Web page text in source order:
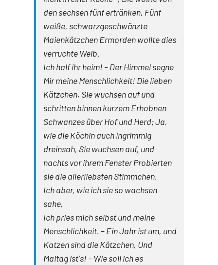
den sechsen fünf ertränken, Fünf
weiße, schwarzgeschwänzte
Maienkätzchen Ermorden wollte dies
verruchte Weib.
Ich half ihr heim! – Der Himmel segne
Mir meine Menschlichkeit! Die lieben
Kätzchen, Sie wuchsen auf und
schritten binnen kurzem Erhobnen
Schwanzes über Hof und Herd; Ja,
wie die Köchin auch ingrimmig
dreinsah, Sie wuchsen auf, und
nachts vor ihrem Fenster Probierten
sie die allerliebsten Stimmchen.
Ich aber, wie ich sie so wachsen
sahe,
Ich pries mich selbst und meine
Menschlichkeit. – Ein Jahr ist um, und
Katzen sind die Kätzchen, Und
Maitag ist´s! – Wie soll ich es